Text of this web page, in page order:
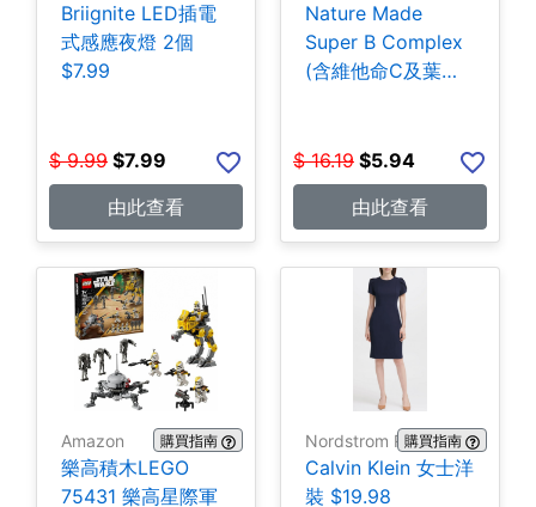
Briignite LED插電
式感應夜燈 2個
$7.99
$ 9.99 $7.99
由此查看
Nature Made
Super B Complex
(含維他命C及葉酸)
$ 16.19 $5.94
由此查看
Amazon 購買指南
樂高積木LEGO
75431 樂高星際軍
Nordstrom Rack購買指南
Calvin Klein 女士洋
裝 $19.98